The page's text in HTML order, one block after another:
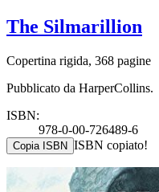
The Silmarillion
Copertina rigida, 368 pagine
Pubblicato da HarperCollins.
ISBN:
978-0-00-726489-6
Copia ISBN ISBN copiato!